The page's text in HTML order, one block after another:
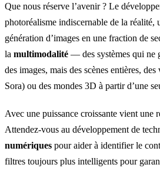
Que nous réserve l’avenir ? Le
photoréalisme indiscernable de la réalité,
génération d’images en une fraction de
la multimodalité — des systèmes qui ne
des images, mais des scènes entières,
Sora) ou des mondes 3D à partir d’une
Avec une puissance croissante vient une
Attendez-vous au développement de
numériques pour aider à identifier le
filtres toujours plus intelligents pour